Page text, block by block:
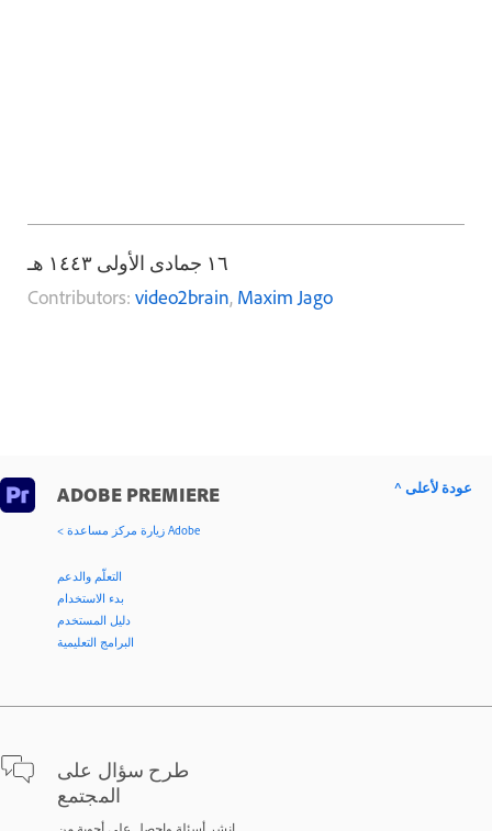
١٦ جمادى الأولى ١٤٤٣ هـ
Contributors: video2brain, Maxim Jago
ADOBE PREMIERE
< زيارة مركز مساعدة Adobe
التعلّم والدعم
بدء الاستخدام
دليل المستخدم
البرامج التعليمية
طرح سؤال على
المجتمع
^ عودة لأعلى